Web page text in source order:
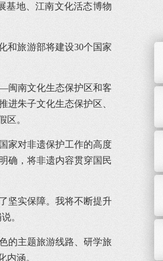
基地、江南文化活态博物
和旅游部将建设30个国家
闽南文化生态保护区和客
朱子文化生态保护区、
区。
家对非遗保护工作的高度
确，将非遗内容贯穿国民
坚实保障。我将不断提升
。
的主题旅游线路、研学旅
内涵。